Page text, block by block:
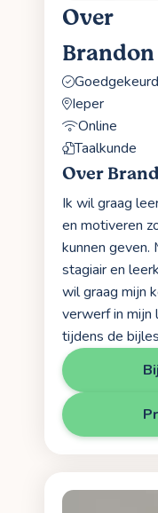
Over
Brandon
Ieper
Online
Taalkunde
Over
Ik wil graag
en motiveren
kunnen geven.
stagiair en
wil graag mijn
verwerf in mijn
tijdens de